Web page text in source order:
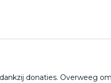
donaties. Overweeg